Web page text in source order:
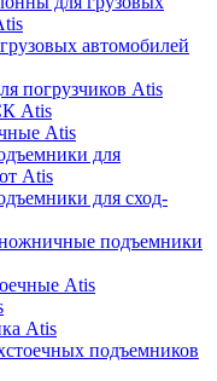
автомобилей
погрузчиков Atis
Atis
Atis
для
Atis
для сход-
подъемники
Atis
Atis
подъемников